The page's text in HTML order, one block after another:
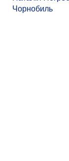
Чорнобиль